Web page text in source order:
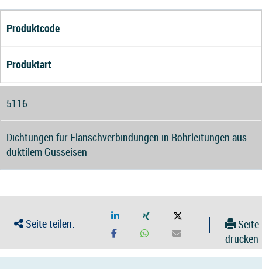
Produktcode
Produktart
5116
Dichtungen für Flanschverbindungen in Rohrleitungen aus
duktilem Gusseisen
Seite teilen:
Seite
drucken